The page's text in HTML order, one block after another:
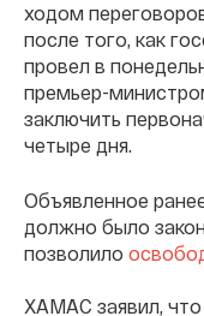
ходом
после того, как
провел в
премьер-
заключить
четыре дня.
Объявленное
должно было
позволило
ХАМАС заявил,